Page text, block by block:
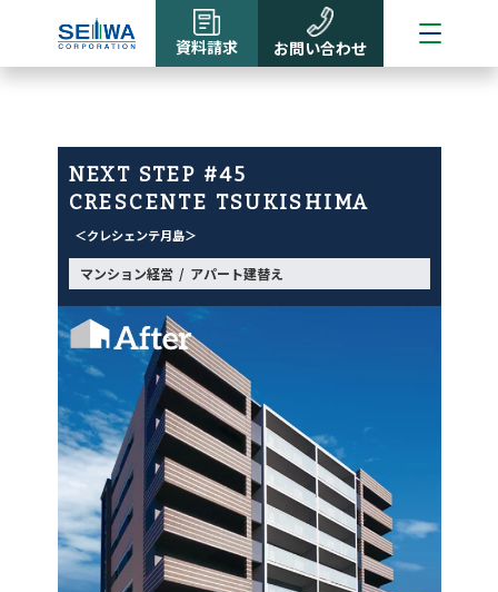
資料請求 お問い合わせ
NEXT STEP #45
CRESCENTE TSUKISHIMA
クレシェンテ月島
マンション経営 アパート建替え